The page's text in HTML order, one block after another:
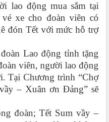
lao động mua sắm tại
xe cho đoàn viên có
đón Tết với mức hỗ trợ
Lao động tỉnh tặng
viên, người lao động
Tại Chương trình “Chợ
– Xuân ơn Đảng” sẽ
đoàn; Tết Sum vầy –